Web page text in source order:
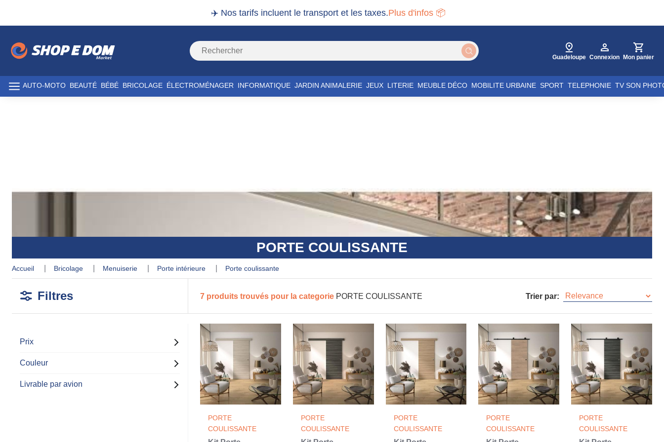
✈️ Nos tarifs incluent le transport et les taxes.Plus d'infos 📦
Guadeloupe Connexion Mon panier
AUTO-MOTO BEAUTÉ BÉBÉ BRICOLAGE ÉLECTROMÉNAGER INFORMATIQUE JARDIN ANIMALERIE JEUX LITERIE MEUBLE DÉCO MOBILITE URBAINE SPORT TELEPHONIE TV SON
PORTE COULISSANTE
accueil bricolage menuiserie porte intérieure porte coulissante
Filtres 7 produits trouvés pour la categorie PORTE COULISSANTE Trier par:
Prix
Couleur
Livrable par avion
PORTE
COULISSANTE
PORTE
COULISSANTE
PORTE
COULISSANTE
PORTE
COULISSANTE
PORTE
COULISSANTE